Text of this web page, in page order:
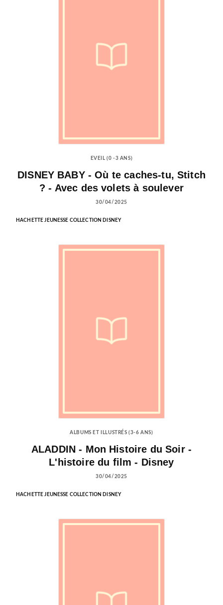
EVEIL (0 -3 ANS)
DISNEY BABY - Où te caches-tu, Stitch
? - Avec des volets à soulever
30/04/2025
HACHETTE JEUNESSE COLLECTION DISNEY
ALBUMS ET ILLUSTRÉS (3-6 ANS)
ALADDIN - Mon Histoire du Soir -
L'histoire du film - Disney
30/04/2025
HACHETTE JEUNESSE COLLECTION DISNEY